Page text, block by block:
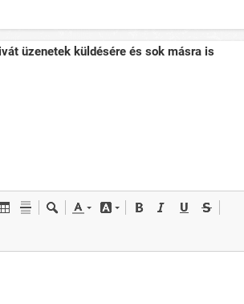
üzenetek küldésére és sok másra is